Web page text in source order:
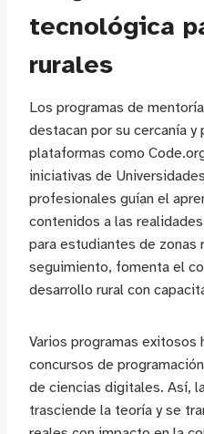
tecnológica
rurales
Los programas de
destacan por su cercanía
plataformas como
iniciativas de
profesionales guían el
contenidos a las
para estudiantes de zonas
seguimiento, fomenta el
desarrollo rural con
Varios programas exitosos
concursos de
de ciencias digitales. Así,
trasciende la teoría y se